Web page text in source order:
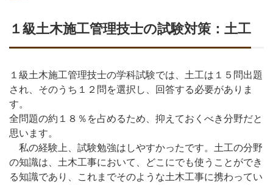
１級土木施工管理技士の試験対策：土工
１級土木施工管理技士の学科試験では、土工は１５問出題
され、そのうち１２問を選択し、回答する必要がありま
す。
全問題の約１８％を占めるため、抑えておくべき分野だと
思います。
私の経験上、試験勉強はしやすかったです。土工の分野
の知識は、土木工事において、どこにでも使うことができ
る知識であり、これまでそのような土木工事に携わってい